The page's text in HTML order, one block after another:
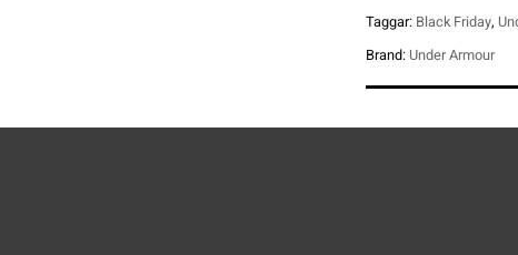
Taggar: Black Friday,
Brand: Under Armour